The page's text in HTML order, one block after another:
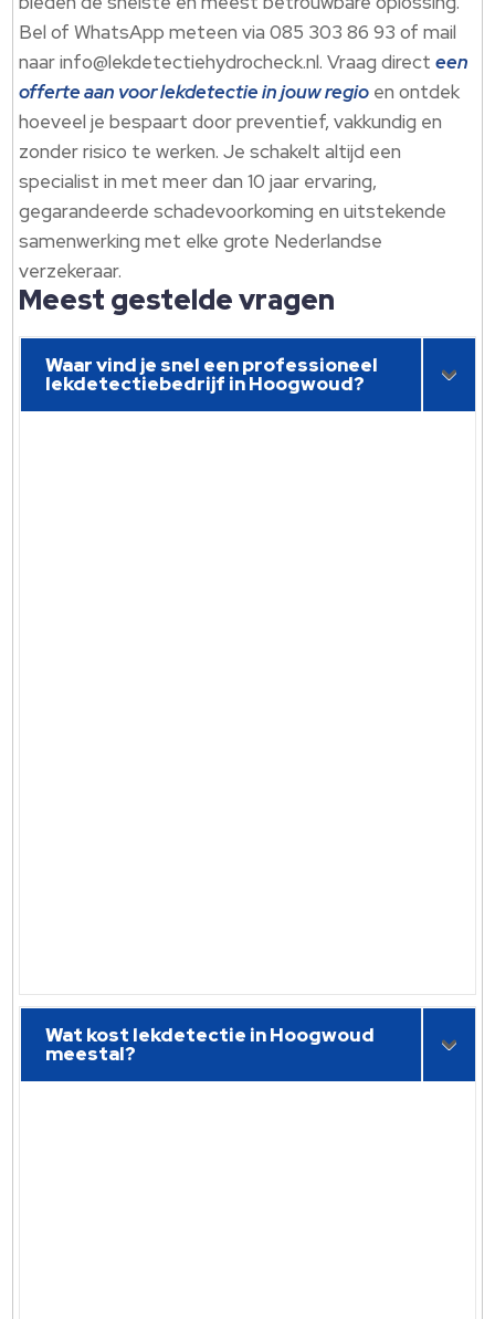
Bel of WhatsApp meteen via 085 303 86 93 of mail
naar info@lekdetectiehydrocheck.​nl.​ Vraag directeen
offerte aan voor lekdetectie in jouw regio en ontdek
hoeveel je bespaart door preventief, vakkundig en
zonder risico te werken.​ Je schakelt altijd een
specialist in met meer dan 10 jaar ervaring,
gegarandeerde schadevoorkoming en uitstekende
samenwerking met elke grote Nederlandse
verzekeraar.​
Meest gestelde vragen
Waar vind je snel een professioneel
lekdetectiebedrijf in Hoogwoud?
Wat kost lekdetectie in Hoogwoud
meestal?